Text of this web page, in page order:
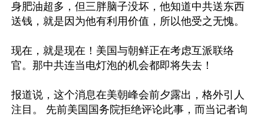
身肥油超多，但三胖脑子没坏，他知道中共送东西
送钱，就是因为他有利用价值，所以他受之无愧。
现在，就是现在！美国与朝鲜正在考虑互派联络
官。那中共连当电灯泡的机会都即将失去！
报道说，这个消息在美朝峰会前夕露出，格外引人
注目。 先前美国国务院拒绝评论此事，而当记者询